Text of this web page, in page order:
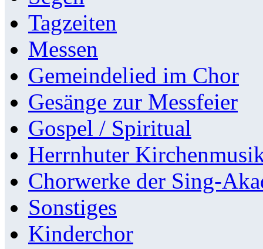
Tagzeiten
Messen
Gemeindelied im Chor
Gesänge zur Messfeier
Gospel / Spiritual
Herrnhuter
Chorwerke der Sing-
Sonstiges
Kinderchor